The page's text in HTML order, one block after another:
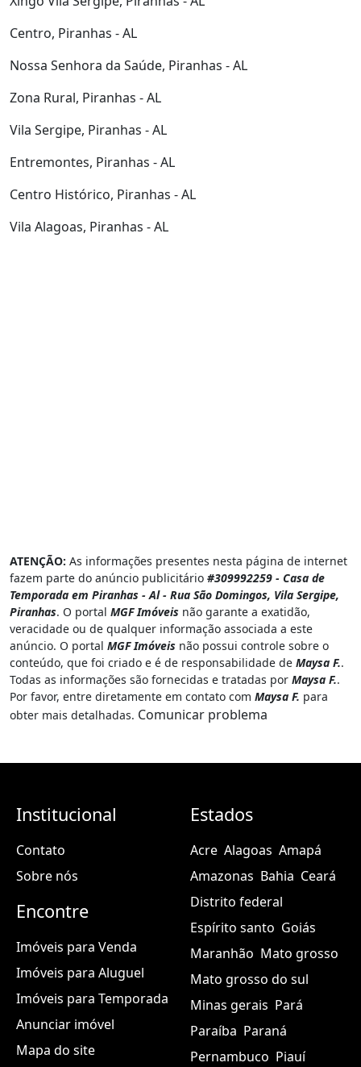
Centro, Piranhas - AL
Nossa Senhora da Saúde, Piranhas - AL
Zona Rural, Piranhas - AL
Vila Sergipe, Piranhas - AL
Entremontes, Piranhas - AL
Centro Histórico, Piranhas - AL
Vila Alagoas, Piranhas - AL
ATENÇÃO: As informações presentes nesta página de internet
fazem parte do anúncio publicitário #309992259 - Casa de
Temporada em Piranhas - Al - Rua São Domingos, Vila Sergipe,
Piranhas. O portal MGF Imóveis não garante a exatidão,
veracidade ou de qualquer informação associada a este
anúncio. O portal MGF Imóveis não possui controle sobre o
conteúdo, que foi criado e é de responsabilidade de Maysa F..
Todas as informações são fornecidas e tratadas por Maysa F..
Por favor, entre diretamente em contato com Maysa F. para
obter mais detalhadas. Comunicar problema
Institucional
Contato
Sobre nós
Encontre
Imóveis para Venda
Imóveis para Aluguel
Imóveis para Temporada
Anunciar imóvel
Mapa do site
Estados
Acre Alagoas Amapá
Amazonas Bahia Ceará
Distrito federal
Espírito santo Goiás
Maranhão Mato grosso
Mato grosso do sul
Minas gerais Pará
Paraíba Paraná
Pernambuco Piauí